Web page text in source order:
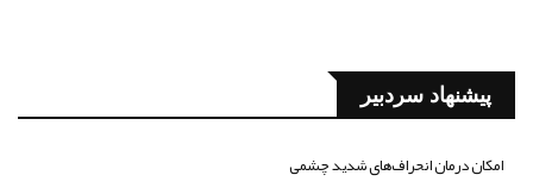
پیشنهاد سردبیر
امکان درمان انحراف‌های شدید چشمی